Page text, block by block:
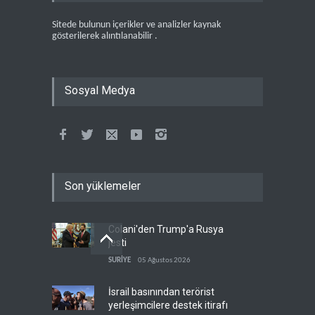
Sitede bulunun içerikler ve analizler kaynak
gösterilerek alıntılanabilir .
Sosyal Medya
Son yüklemeler
Colani'den Trump'a Rusya
jesti
SURİYE 05 Ağustos 2026
İsrail basınından terörist
yerleşimcilere destek itirafı